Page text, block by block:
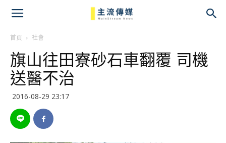
首頁 社會
旗山往田寮砂石車翻覆 司機
送醫不治
2016-08-29 23:17